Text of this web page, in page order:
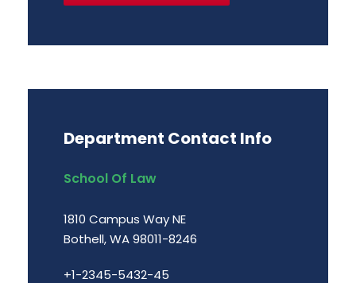
Department Contact Info
School Of Law
1810 Campus Way NE
Bothell, WA 98011-8246
+1-2345-5432-45